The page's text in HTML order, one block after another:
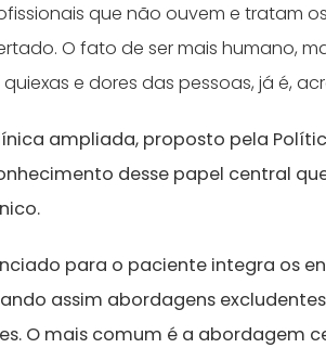
que não ouvem e tratam
O fato de ser mais humano,
e dores das pessoas, já é,
ampliada, proposto pela
desse papel central
para o paciente integra os
assim abordagens
O mais comum é a abordagem